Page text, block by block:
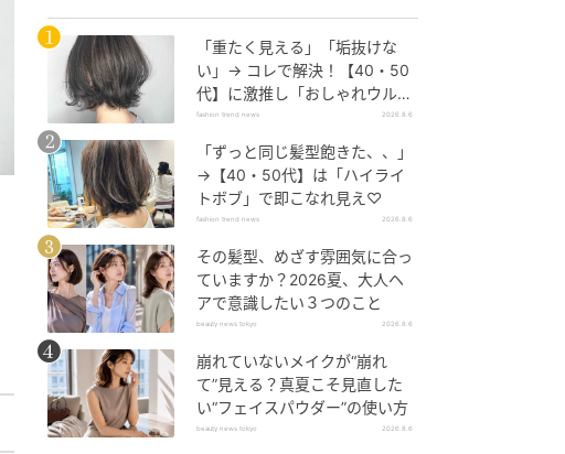
「重たく見える」「垢抜けな
い」→ コレで解決！【40・50
代】に激推し「おしゃれウル
フ」
fashion trend news 2026.8.6
「ずっと同じ髪型飽きた、、」
→【40・50代】は「ハイライ
トボブ」で即こなれ見え♡
fashion trend news 2026.8.6
その髪型、めざす雰囲気に合っ
ていますか？2026夏、大人ヘ
アで意識したい３つのこと
beauty news tokyo 2026.8.6
崩れていないメイクが“崩れ
て”見える？真夏こそ見直した
い“フェイスパウダー”の使い方
beauty news tokyo 2026.8.6